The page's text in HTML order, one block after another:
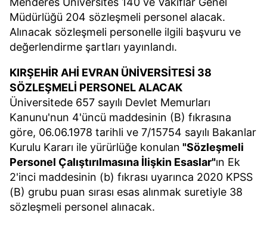
Müdürlüğü 204 sözleşmeli personel alacak.
Alınacak sözleşmeli personelle ilgili başvuru ve
değerlendirme şartları yayınlandı.
KIRŞEHİR AHİ EVRAN ÜNİVERSİTESİ 38
SÖZLEŞMELİ PERSONEL ALACAK
Üniversitede 657 sayılı Devlet Memurları
Kanunu'nun 4'üncü maddesinin (B) fıkrasına
göre, 06.06.1978 tarihli ve 7/15754 sayılı Bakanlar
Kurulu Kararı ile yürürlüğe konulan "Sözleşmeli
Personel Çalıştırılmasına İlişkin Esaslar"ın Ek
2'inci maddesinin (b) fıkrası uyarınca 2020 KPSS
(B) grubu puan sırası esas alınmak suretiyle 38
sözleşmeli personel alınacak.